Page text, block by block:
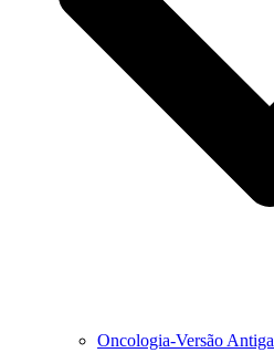
Oncologia-Versão Antiga